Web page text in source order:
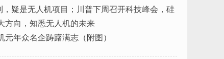
，疑是无人机项目；川普下周召开科技峰会，硅
方向，知悉无人机的未来
元年众名企踌躇满志（附图）